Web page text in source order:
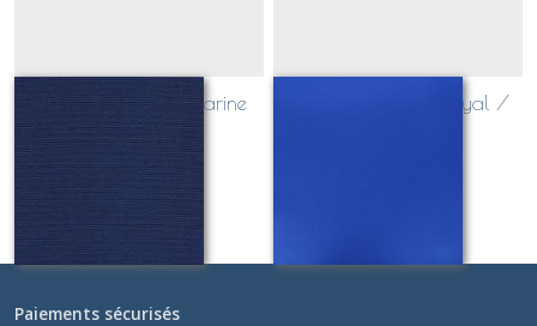
toile outdoor bleu marine
Sur demande
toile outdoor bleu royal /
Paiements sécurisés